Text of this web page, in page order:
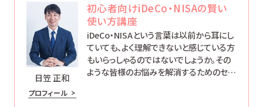
日笠 正和
プロフィール
初心者向けiDeCo・NISAの賢い
使い方講座
iDeCo・NISAという言葉は以前から耳にし
ていても、よく理解できないと感じている方
もいらっしゃるのではないでしょうか。その
ような皆様のお悩みを解消するためのセミ